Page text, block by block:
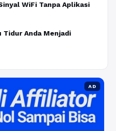
WiFi Tanpa Aplikasi
Tidur Anda Menjadi
AD